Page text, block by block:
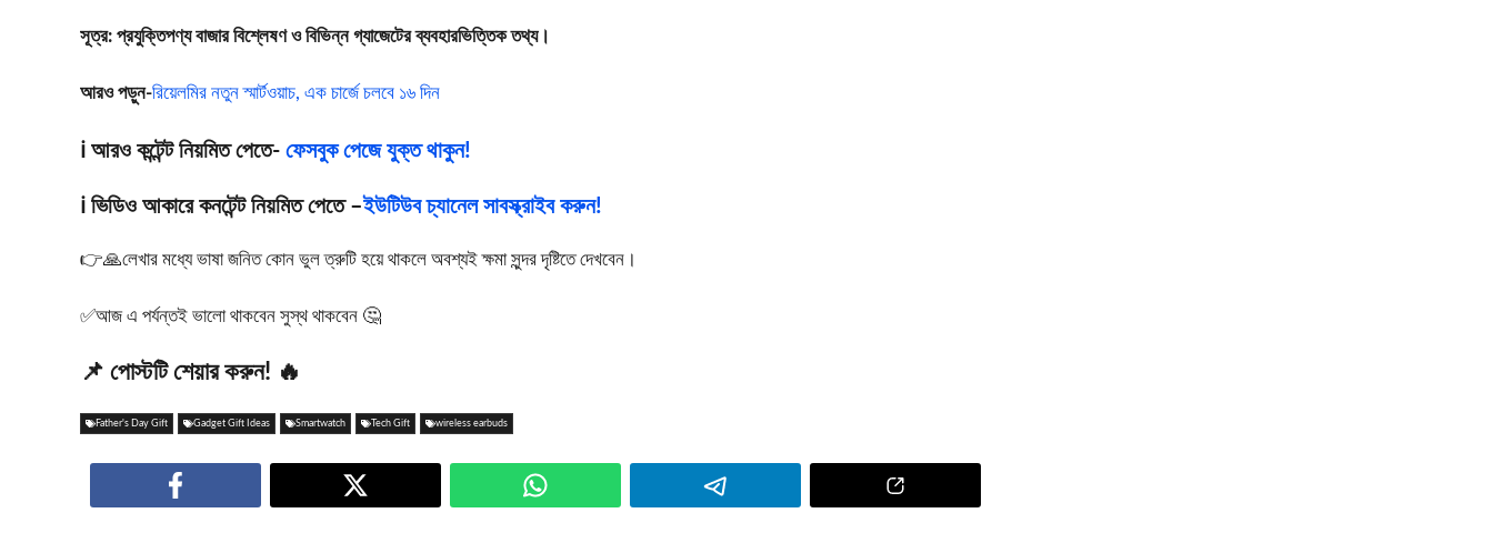
সূত্র: প্রযুক্তিপণ্য বাজার বিশ্লেষণ ও বিভিন্ন গ্যাজেটের ব্যবহারভিত্তিক তথ্য।
আরও পড়ুন-রিয়েলমির নতুন স্মার্টওয়াচ, এক চার্জে চলবে ১৬ দিন
ℹ️ আরও কন্টেন্ট নিয়মিত পেতে- ফেসবুক পেজে যুক্ত থাকুন!
ℹ️ ভিডিও আকারে কনটেন্ট নিয়মিত পেতে –ইউটিউব চ্যানেল সাবস্ক্রাইব করুন!
👉🙏লেখার মধ্যে ভাষা জনিত কোন ভুল ত্রুটি হয়ে থাকলে অবশ্যই ক্ষমা সুন্দর দৃষ্টিতে দেখবেন।
✅আজ এ পর্যন্তই ভালো থাকবেন সুস্থ থাকবেন 🤔
📌 পোস্টটি শেয়ার করুন! 🔥
Father's Day Gift Gadget Gift Ideas Smartwatch Tech Gift wireless earbuds